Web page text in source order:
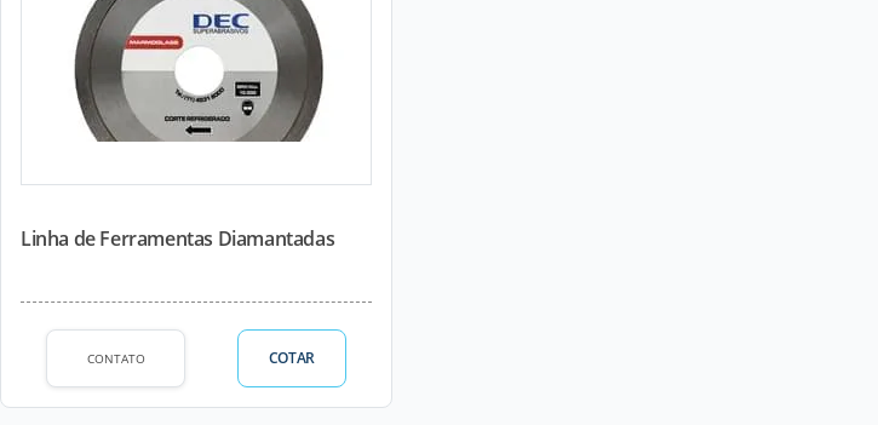
Linha de Ferramentas Diamantadas
CONTATO COTAR